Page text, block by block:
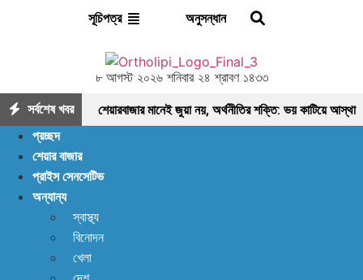
সূচিপত্র অনুসন্ধান
৮ আগস্ট ২০২৬ শনিবার ২৪ শ্রাবণ ১৪৩৩
সর্বশেষ খবর শেয়ারবাজার মানেই জুয়া নয়, অর্থনীতির শক্তি: ভয় কাটিয়ে আস্থা
ফাইনফুডস; আয়, নগদ প্রবাহ ও সম্পদে ধারাবাহিক প্রবৃদ্ধি
নতুন মোড়ের সামনে?
প্রাণ ফিরছে, বাড়ছে লেনদেন, বাজারের পরবর্তী গন্তব্য কোথায়?
প্রচ্ছদ
শেয়ার বাজার
প্রাইস সেনসেটিভ
অন্যান্য
স্বাস্থ্য
বিনোদন
খেলা